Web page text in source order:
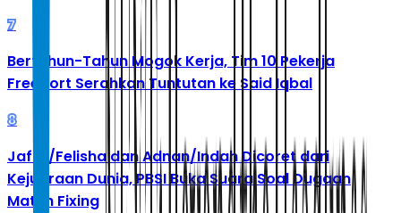
7
Bertahun-Tahun Mogok Kerja, Tim 10 Pekerja
Freeport Serahkan Tuntutan ke Said Iqbal
8
Jafar/Felisha dan Adnan/Indah Dicoret dari
Kejuaraan Dunia, PBSI Buka Suara Soal Dugaan
Match Fixing